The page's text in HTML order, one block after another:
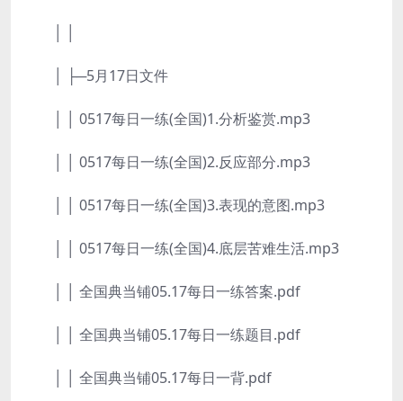
│ ├─5月17日文件
│ │ 0517每日一练(全国)1.分析鉴赏.mp3
│ │ 0517每日一练(全国)2.反应部分.mp3
│ │ 0517每日一练(全国)3.表现的意图.mp3
│ │ 0517每日一练(全国)4.底层苦难生活.mp3
│ │ 全国典当铺05.17每日一练答案.pdf
│ │ 全国典当铺05.17每日一练题目.pdf
│ │ 全国典当铺05.17每日一背.pdf